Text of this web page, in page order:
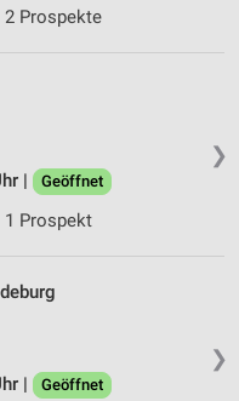
2 Prospekte
❯
|
Geöffnet
1 Prospekt
❯
|
Geöffnet
Auswahl von